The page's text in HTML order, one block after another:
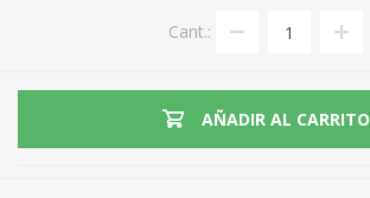
Cant.:
AÑADIR AL CARRITO